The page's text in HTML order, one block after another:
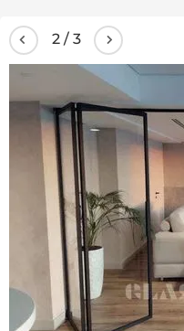
3/ 3